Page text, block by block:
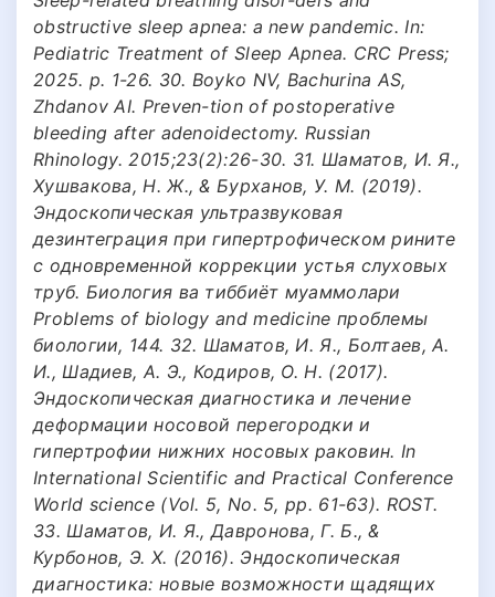
obstructive sleep apnea: a new pandemic. In:
Pediatric Treatment of Sleep Apnea. CRC Press;
2025. p. 1-26. 30. Boyko NV, Bachurina AS,
Zhdanov AI. Preven-tion of postoperative
bleeding after adenoidectomy. Russian
Rhinology. 2015;23(2):26-30. 31. Шаматов, И. Я.,
Хушвакова, Н. Ж., & Бурханов, У. М. (2019).
Эндоскопическая ультразвуковая
дезинтеграция при гипертрофическом рините
с одновременной коррекции устья слуховых
труб. Биология ва тиббиёт муаммолари
Problems of biology and medicine проблемы
биологии, 144. 32. Шаматов, И. Я., Болтаев, А.
И., Шадиев, А. Э., Кодиров, О. Н. (2017).
Эндоскопическая диагностика и лечение
деформации носовой перегородки и
гипертрофии нижних носовых раковин. In
International Scientific and Practical Conference
World science (Vol. 5, No. 5, pp. 61-63). ROST.
33. Шаматов, И. Я., Давронова, Г. Б., &
Курбонов, Э. Х. (2016). Эндоскопическая
диагностика: новые возможности щадящих